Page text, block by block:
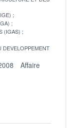
(IGAS)
DEVELOPPEMENT
Affaire